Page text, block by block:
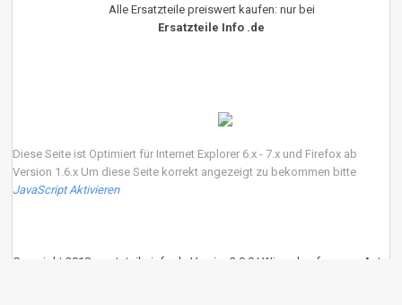
Alle Ersatzteile preiswert kaufen: nur bei
Ersatzteile Info .de
Diese Seite ist Optimiert für Internet Explorer 6.x - 7.x und Firefox ab
Version 1.6.x Um diese Seite korrekt angezeigt zu bekommen bitte
JavaScript Aktivieren
Copyright 2018 ersatzteile-info.de Version3.0.0 | Wir verkaufen neue Auto